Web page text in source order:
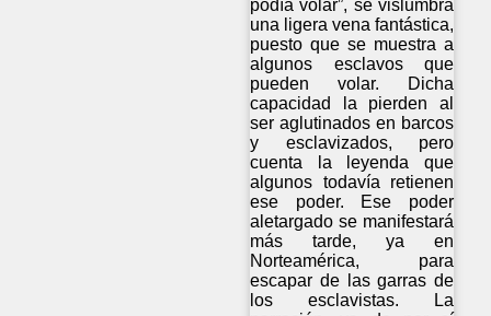
podía volar”, se vislumbra
una ligera vena fantástica,
puesto que se muestra a
algunos esclavos que
pueden volar. Dicha
capacidad la pierden al
ser aglutinados en barcos
y esclavizados, pero
cuenta la leyenda que
algunos todavía retienen
ese poder. Ese poder
aletargado se manifestará
más tarde, ya en
Norteamérica, para
escapar de las garras de
los esclavistas. La